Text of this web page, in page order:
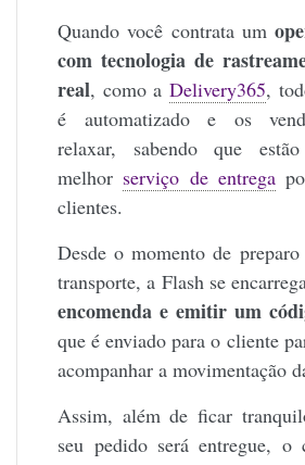
Quando você contrata um
com tecnologia de
real, como a Delivery365,
é automatizado e os
relaxar, sabendo que
melhor serviço de entrega
clientes.
Desde o momento de
transporte, a Flash se
encomenda e emitir um
que é enviado para o cliente
acompanhar a movimentação
Assim, além de ficar
seu pedido será entregue, o